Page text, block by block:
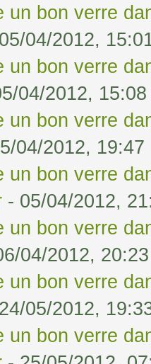
un bon verre
04/2012,
un bon verre
04/2012, 15:08
un bon verre
04/2012, 19:47
un bon verre
- 05/04/2012,
un bon verre
04/2012, 20:23
un bon verre
05/2012,
un bon verre